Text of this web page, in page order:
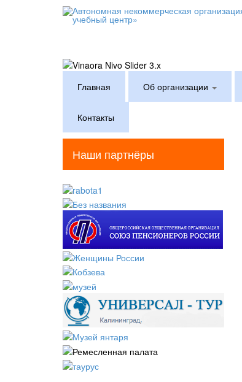
Главная Об организации
Контакты
Наши партнёры